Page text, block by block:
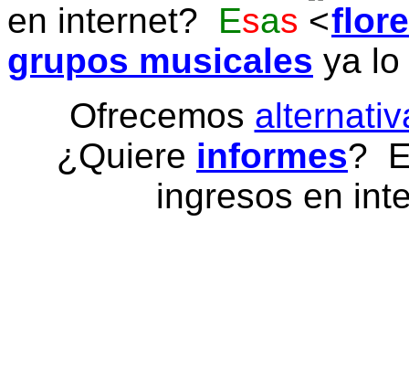
en internet? Esas
grupos musicales ya
Ofrecemos
¿Quiere informes?
ingresos en